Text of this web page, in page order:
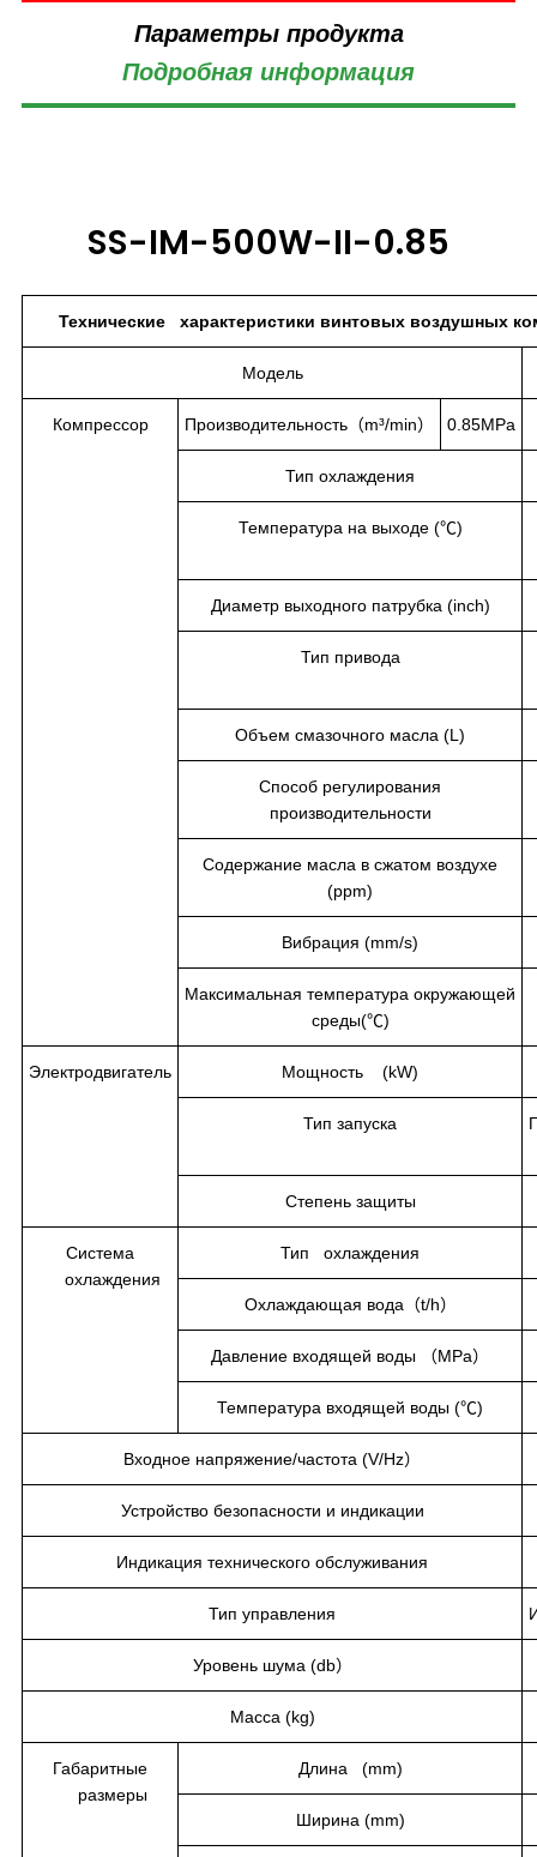
Параметры продукта
Подробная информация
SS-IM-500W-II-0.85
Технические характеристики винтовых воздушных
Модель
Компрессор Производительность（m³/min） 0.85MPa
Тип охлаждения
Температура на выходе (℃)
Диаметр выходного патрубка (inch)
Тип привода
Объем смазочного масла (L)
Способ регулирования
производительности
Содержание масла в сжатом воздухе
(ppm)
Вибрация (mm/s)
Максимальная температура окружающей
среды(℃)
Электродвигатель Мощность (kW)
Тип запуска
Степень защиты
Система
охлаждения
Тип охлаждения
Охлаждающая вода（t/h）
Давление входящей воды （MPa）
Температура входящей воды (℃)
Входное напряжение/частота (V/Hz）
Устройство безопасности и индикации
Индикация технического обслуживания
Тип управления
Уровень шума (db）
Масса (kg)
Габаритные
размеры
Длина (mm)
Ширина (mm)